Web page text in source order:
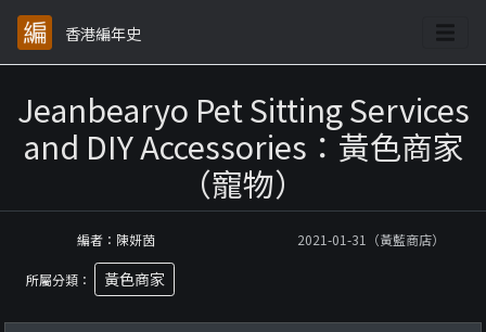
香港編年史
Jeanbearyo Pet Sitting Services
and DIY Accessories：黃色商家
（寵物）
編者：陳妍茵 2021-01-31（黃藍商店）
所屬分類： 黃色商家